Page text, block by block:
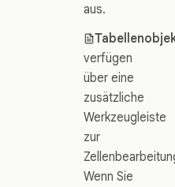
aus.
verfügen
über eine
zusätzliche
Werkzeugleiste
zur
Wenn Sie